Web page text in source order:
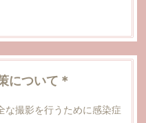
について＊
撮影を行うために感染症